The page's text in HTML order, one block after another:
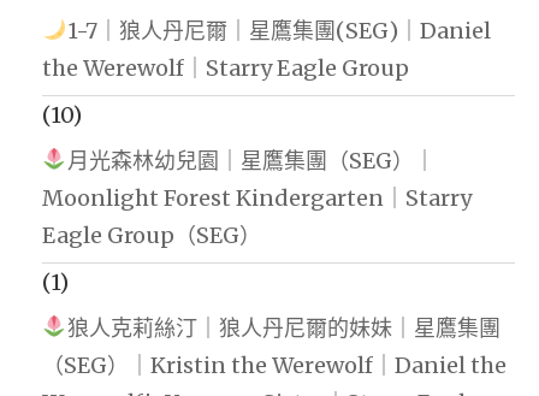
1-7｜狼人丹尼爾｜星鷹集團(SEG)｜Daniel
the Werewolf｜Starry Eagle Group
(10)
月光森林幼兒園｜星鷹集團（SEG）｜
Moonlight Forest Kindergarten｜Starry
Eagle Group（SEG）
(1)
狼人克莉絲汀｜狼人丹尼爾的妹妹｜星鷹集團
（SEG）｜Kristin the Werewolf｜Daniel the